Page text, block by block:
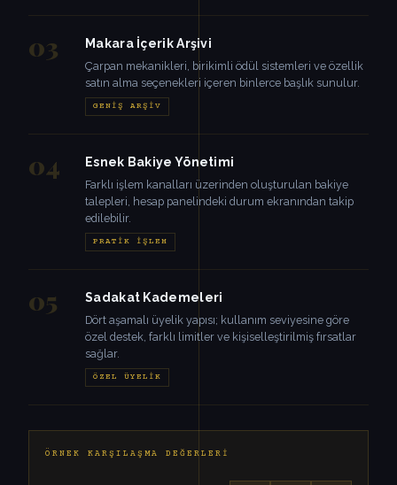
03 Makara İçerik Arşivi
Çarpan mekanikleri, birikimli ödül sistemleri ve özellik
satın alma seçenekleri içeren binlerce başlık sunulur.
GENIŞ ARŞIV
04 Esnek Bakiye Yönetimi
Farklı işlem kanalları üzerinden oluşturulan bakiye
talepleri, hesap panelindeki durum ekranından takip
edilebilir.
PRATIK İŞLEM
05 Sadakat Kademeleri
Dört aşamalı üyelik yapısı; kullanım seviyesine göre
özel destek, farklı limitler ve kişiselleştirilmiş fırsatlar
sağlar.
ÖZEL ÜYELIK
ÖRNEK KARŞILAŞMA DEĞERLERI